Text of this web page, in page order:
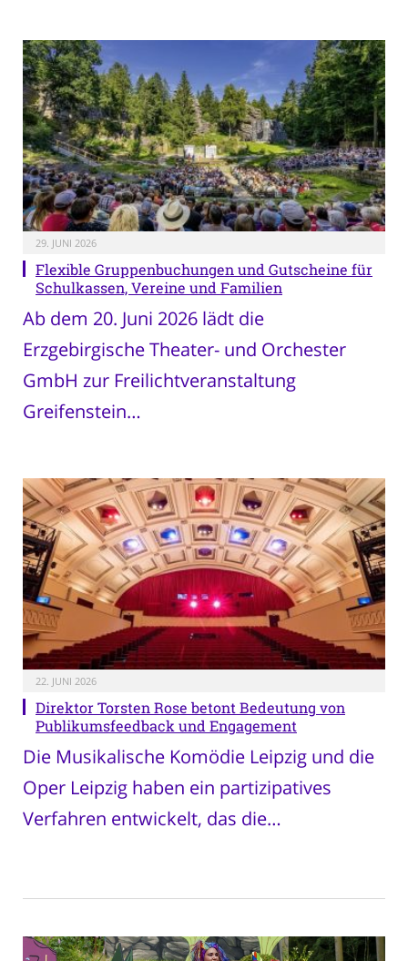
29. JUNI 2026
Flexible Gruppenbuchungen und Gutscheine für
Schulkassen, Vereine und Familien
Ab dem 20. Juni 2026 lädt die
Erzgebirgische Theater- und Orchester
GmbH zur Freilichtveranstaltung
Greifenstein…
22. JUNI 2026
Direktor Torsten Rose betont Bedeutung von
Publikumsfeedback und Engagement
Die Musikalische Komödie Leipzig und die
Oper Leipzig haben ein partizipatives
Verfahren entwickelt, das die…